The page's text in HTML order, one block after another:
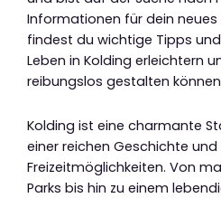
Informationen für dein neues
findest du wichtige Tipps
Leben in Kolding erleichtern
reibungslos gestalten
Kolding ist eine charmante
einer reichen Geschichte und
Freizeitmöglichkeiten. Von
Parks bis hin zu einem